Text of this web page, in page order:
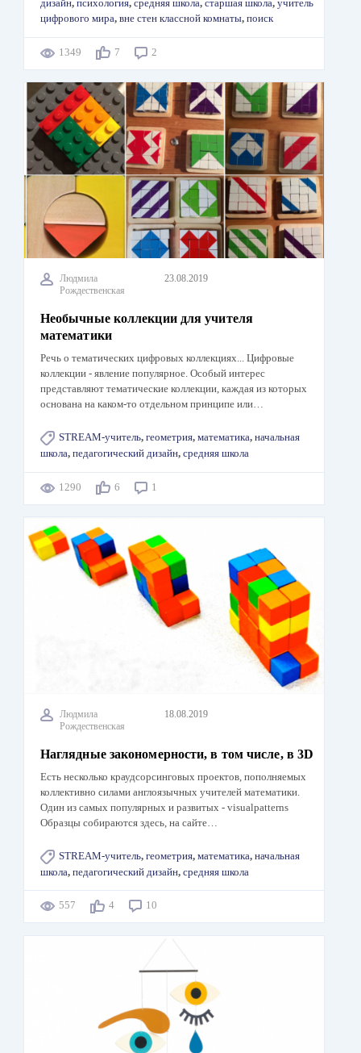
дизайн, психология, средняя школа, старшая школа, учитель
цифрового мира, вне стен классной комнаты, поиск
1349 7 2
Людмила
Рождественская
23.08.2019
Необычные коллекции для учителя
математики
Речь о тематических цифровых коллекциях... Цифровые
коллекции - явление популярное. Особый интерес
представляют тематические коллекции, каждая из которых
основана на каком-то отдельном принципе или…
STREAM-учитель, геометрия, математика, начальная
школа, педагогический дизайн, средняя школа
1290 6 1
Людмила
Рождественская
18.08.2019
Наглядные закономерности, в том числе, в 3D
Есть несколько краудсорсинговых проектов, пополняемых
коллективно силами англоязычных учителей математики.
Один из самых популярных и развитых - visualpatterns
Образцы собираются здесь, на сайте…
STREAM-учитель, геометрия, математика, начальная
школа, педагогический дизайн, средняя школа
557 4 10